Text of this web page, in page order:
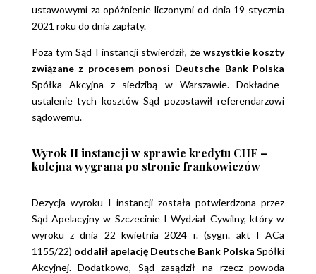
ustawowymi za opóźnienie liczonymi od dnia 19 stycznia
2021 roku do dnia zapłaty.
Poza tym Sąd I instancji stwierdził, że wszystkie koszty
związane z procesem ponosi Deutsche Bank Polska
Spółka Akcyjna z siedzibą w Warszawie. Dokładne
ustalenie tych kosztów Sąd pozostawił referendarzowi
sądowemu.
Wyrok II instancji w sprawie kredytu CHF –
kolejna wygrana po stronie frankowiczów
Dezycja wyroku I instancji została potwierdzona przez
Sąd Apelacyjny w Szczecinie I Wydział Cywilny, który w
wyroku z dnia 22 kwietnia 2024 r. (sygn. akt I ACa
1155/22) oddalił apelację Deutsche Bank Polska Spółki
Akcyjnej. Dodatkowo, Sąd zasądził na rzecz powoda